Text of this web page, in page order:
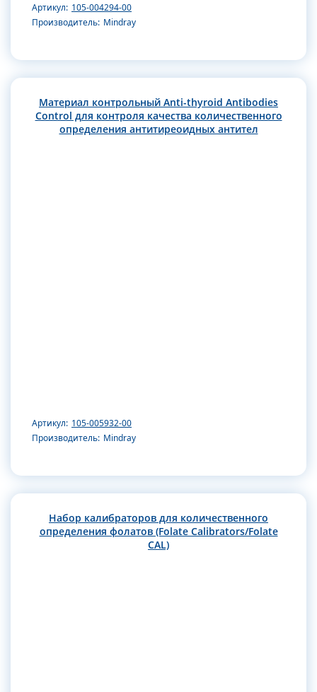
Артикул: 105-004294-00
Производитель: Mindray
Материал контрольный Anti-thyroid Antibodies
Control для контроля качества количественного
определения антитиреоидных антител
Артикул: 105-005932-00
Производитель: Mindray
Набор калибраторов для количественного
определения фолатов (Folate Calibrators/Folate
CAL)